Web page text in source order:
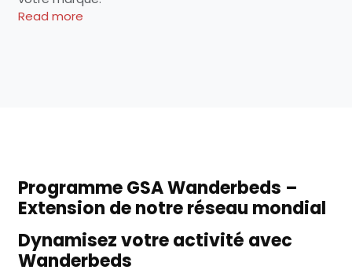
Read more
Programme GSA Wanderbeds –
Extension de notre réseau mondial
Dynamisez votre activité avec
Wanderbeds